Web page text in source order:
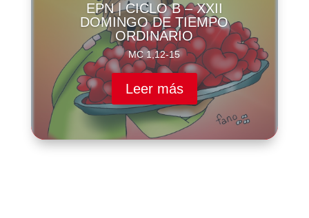
EPN | CICLO B – XXII
DOMINGO DE TIEMPO
ORDINARIO
MC 1,12-15
Leer más